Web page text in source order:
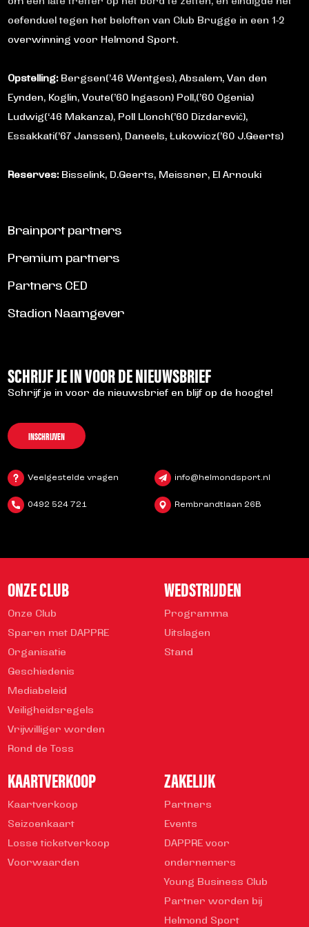
oefenduel tegen het beloften van Club Brugge in een 1-2
overwinning voor Helmond Sport.
Opstelling:Bergsen(’46 Wentges), Absalem, Van den
Eynden, Koglin, Voute(’60 Ingason) Poll,(’60 Ogenia)
Ludwig(‘46 Makanza), Poll Llonch(’60 Dizdarević),
Essakkati(’67 Janssen), Daneels, Łukowicz(’60 J.Geerts)
Reserves:Bisselink, D.Geerts, Meissner, El Arnouki
Brainport partners
Premium partners
Partners CED
Stadion Naamgever
SCHRIJF JE IN VOOR DE NIEUWSBRIEF
Schrijf je in voor de nieuwsbrief en blijf op de hoogte!
INSCHRIJVEN
Veelgestelde vragen info@helmondsport.nl
0492 524 721 Rembrandtlaan 26B
ONZE CLUB
Onze Club
Sparen met DAPPRE
Organisatie
Geschiedenis
Mediabeleid
Veiligheidsregels
Vrijwilliger worden
Rond de Toss
WEDSTRIJDEN
Programma
Uitslagen
Stand
KAARTVERKOOP
Kaartverkoop
Seizoenkaart
Losse ticketverkoop
Voorwaarden
ZAKELIJK
Partners
Events
DAPPRE voor
ondernemers
Young Business Club
Partner worden bij
Helmond Sport